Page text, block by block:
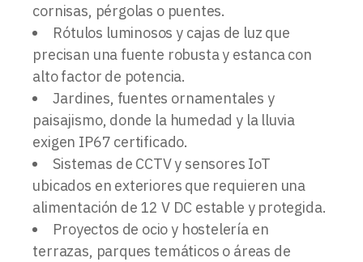
cornisas, pérgolas o puentes.
Rótulos luminosos y cajas de luz que
precisan una fuente robusta y estanca con
alto factor de potencia.
Jardines, fuentes ornamentales y
paisajismo, donde la humedad y la lluvia
exigen IP67 certificado.
Sistemas de CCTV y sensores IoT
ubicados en exteriores que requieren una
alimentación de 12 V DC estable y protegida.
Proyectos de ocio y hostelería en
terrazas, parques temáticos o áreas de